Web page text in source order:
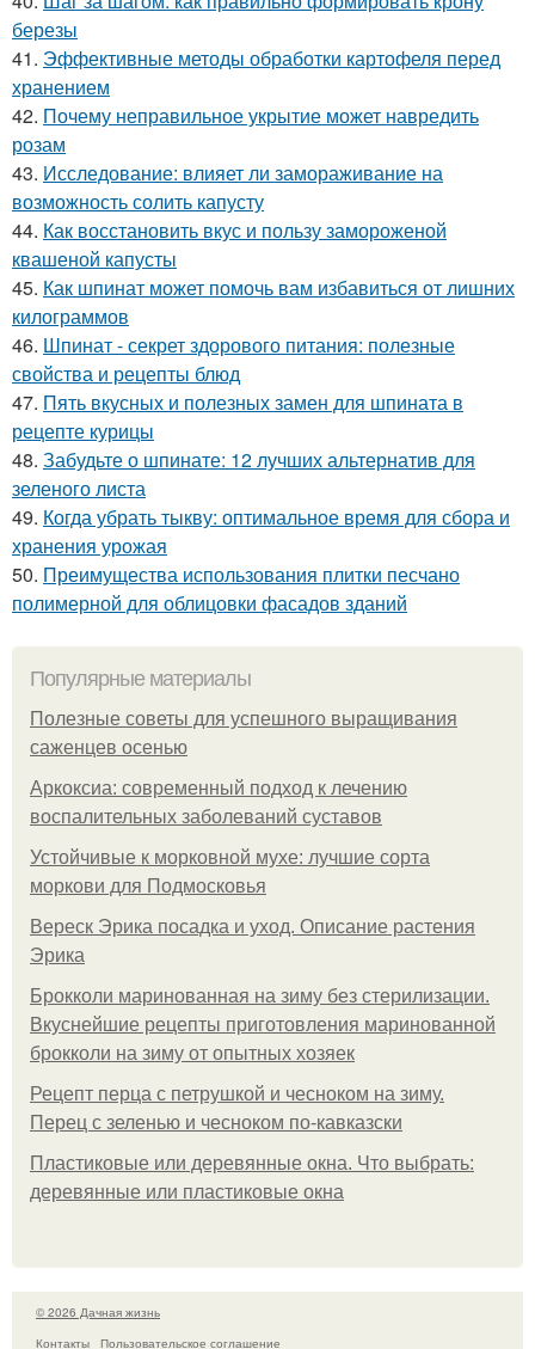
березы
41. Эффективные методы обработки картофеля перед
хранением
42. Почему неправильное укрытие может навредить
розам
43. Исследование: влияет ли замораживание на
возможность солить капусту
44. Как восстановить вкус и пользу замороженой
квашеной капусты
45. Как шпинат может помочь вам избавиться от лишних
килограммов
46. Шпинат - секрет здорового питания: полезные
свойства и рецепты блюд
47. Пять вкусных и полезных замен для шпината в
рецепте курицы
48. Забудьте о шпинате: 12 лучших альтернатив для
зеленого листа
49. Когда убрать тыкву: оптимальное время для сбора и
хранения урожая
50. Преимущества использования плитки песчано
полимерной для облицовки фасадов зданий
Популярные материалы
Полезные советы для успешного выращивания
саженцев осенью
Аркоксиа: современный подход к лечению
воспалительных заболеваний суставов
Устойчивые к морковной мухе: лучшие сорта
моркови для Подмосковья
Вереск Эрика посадка и уход. Описание растения
Эрика
Брокколи маринованная на зиму без стерилизации.
Вкуснейшие рецепты приготовления маринованной
брокколи на зиму от опытных хозяек
Рецепт перца с петрушкой и чесноком на зиму.
Перец с зеленью и чесноком по-кавказски
Пластиковые или деревянные окна. Что выбрать:
деревянные или пластиковые окна
© 2026 Дачная жизнь
Контакты
Пользовательское соглашение